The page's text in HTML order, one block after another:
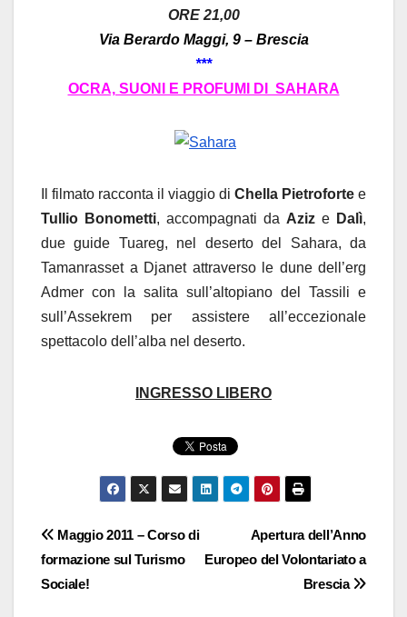
ORE 21,00
Via Berardo Maggi, 9 – Brescia
***
OCRA, SUONI E PROFUMI DI SAHARA
Il filmato racconta il viaggio di Chella Pietroforte e
Tullio Bonometti, accompagnati da Aziz e Dalì,
due guide Tuareg, nel deserto del Sahara, da
Tamanrasset a Djanet attraverso le dune dell’erg
Admer con la salita sull’altopiano del Tassili e
sull’Assekrem per assistere all’eccezionale
spettacolo dell’alba nel deserto.
INGRESSO LIBERO
Navigazione
articoli
Apertura dell’Anno
Europeo del Volontariato a
Brescia
Maggio 2011 – Corso di
formazione sul Turismo
Sociale!